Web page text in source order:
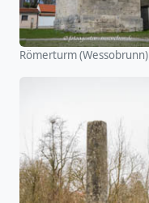
Römerturm (Wessobrunn)